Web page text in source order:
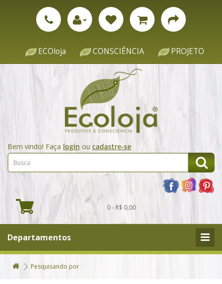
ECOloja CONSCIÊNCIA PROJETO
Bem vindo! Faça login ou cadastre-se
0 - R$ 0,00
Departamentos
Pesquisando por